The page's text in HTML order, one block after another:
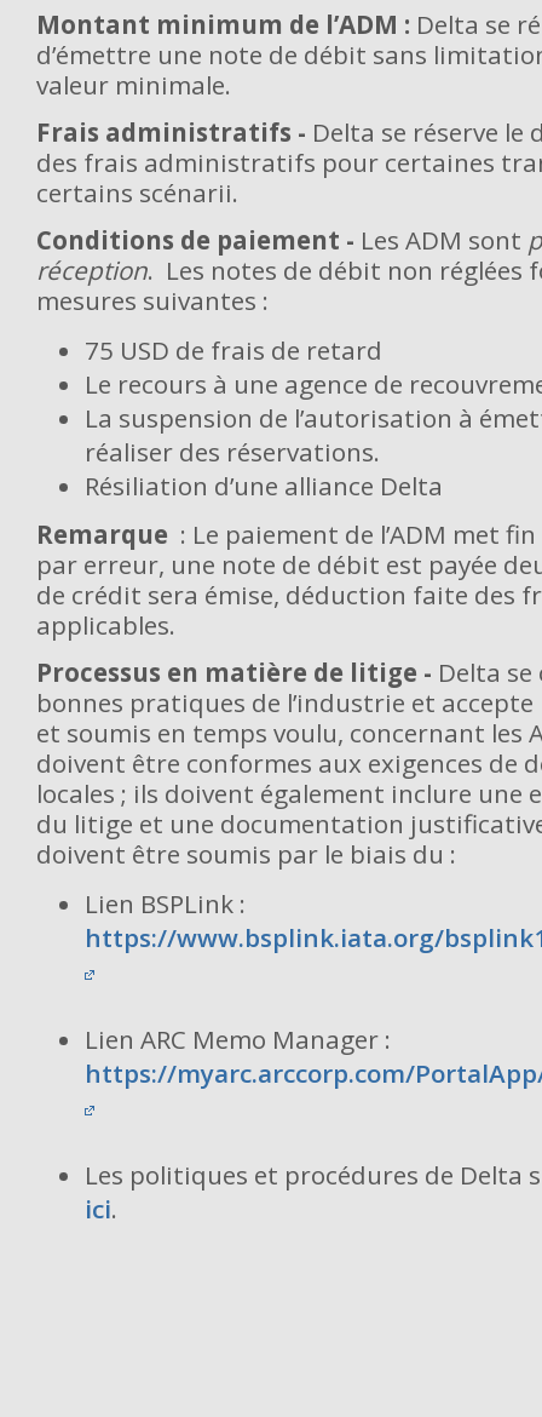
Montant minimum de l’ADM : Delta se
d’émettre une note de débit sans
valeur minimale.
Frais administratifs - Delta se réserve le
des frais administratifs pour certaines
certains scénarii.
Conditions de paiement - Les ADM sont
réception. Les notes de débit non réglées
mesures suivantes :
75 USD de frais de retard
Le recours à une agence de
La suspension de l’autorisation à
réaliser des réservations.
Résiliation d’une alliance Delta
Remarque : Le paiement de l’ADM met
par erreur, une note de débit est payée
de crédit sera émise, déduction faite des
applicables.
Processus en matière de litige - Delta
bonnes pratiques de l’industrie et
et soumis en temps voulu, concernant les
doivent être conformes aux exigences de
locales ; ils doivent également inclure une
du litige et une documentation
doivent être soumis par le biais du :
Lien BSPLink :
https://www.bsplink.iata.org/
Lien ARC Memo Manager :
https://myarc.arccorp.com/
Les politiques et procédures de Delta
ici.